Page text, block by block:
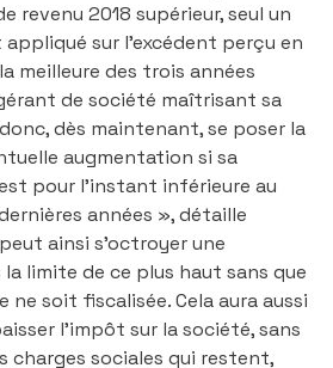
revenu 2018 supérieur, seul un
appliqué sur l’excédent perçu en
meilleure des trois années
de société maîtrisant sa
dès maintenant, se poser la
augmentation si sa
pour l’instant inférieure au
années », détaille
ainsi s’octroyer une
limite de ce plus haut sans que
ne soit fiscalisée. Cela aura aussi
l’impôt sur la société, sans
sociales qui restent,